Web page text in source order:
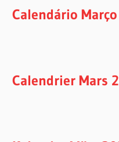
Calendário
Calendrier Mars